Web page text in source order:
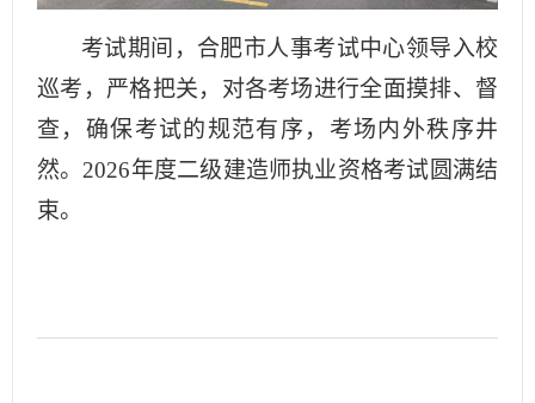
考试期间，合肥市人事考试中心领导入校
巡考，严格把关，对各考场进行全面摸排、督
查，确保考试的规范有序，考场内外秩序井
然。2026年度二级建造师执业资格考试圆满结
束。